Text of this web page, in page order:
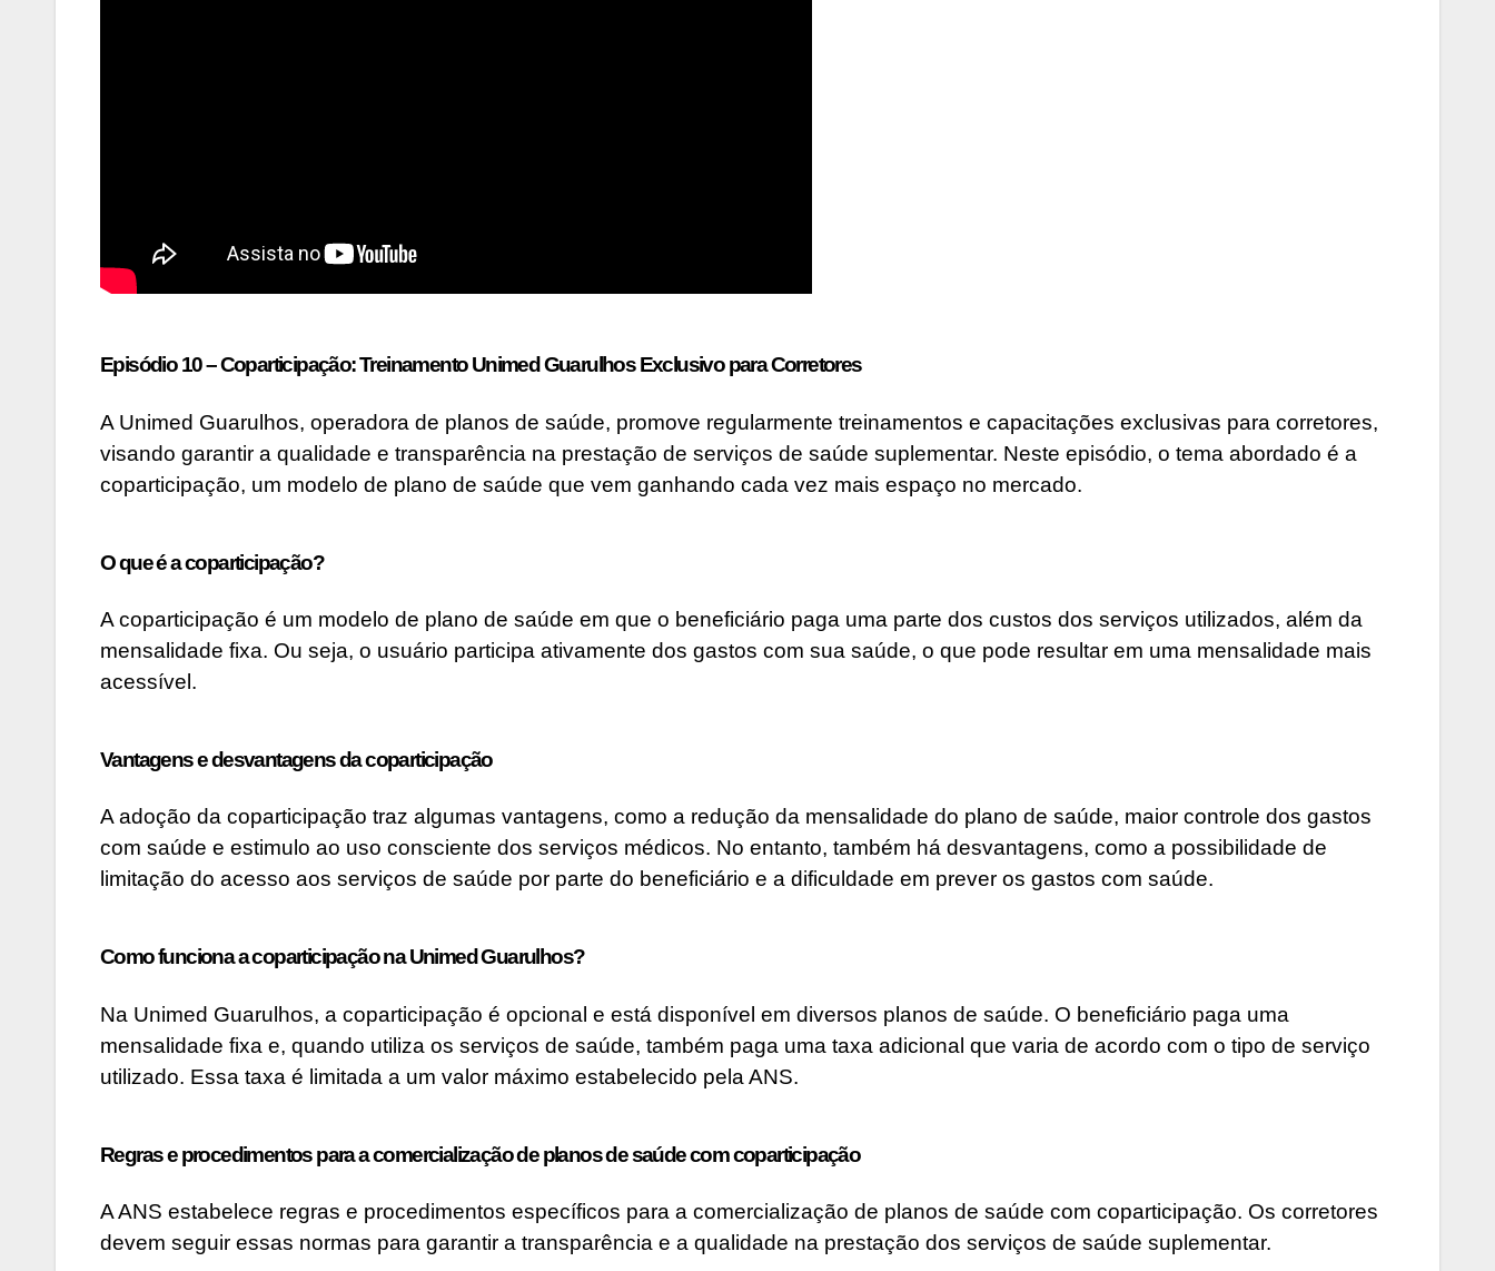
Episódio 10 – Coparticipação: Treinamento Unimed Guarulhos Exclusivo para Corretores
A Unimed Guarulhos, operadora de planos de saúde, promove regularmente treinamentos e capacitações exclusivas para corretores,
visando garantir a qualidade e transparência na prestação de serviços de saúde suplementar. Neste episódio, o tema abordado é a
coparticipação, um modelo de plano de saúde que vem ganhando cada vez mais espaço no mercado.
O que é a coparticipação?
A coparticipação é um modelo de plano de saúde em que o beneficiário paga uma parte dos custos dos serviços utilizados, além da
mensalidade fixa. Ou seja, o usuário participa ativamente dos gastos com sua saúde, o que pode resultar em uma mensalidade mais
acessível.
Vantagens e desvantagens da coparticipação
A adoção da coparticipação traz algumas vantagens, como a redução da mensalidade do plano de saúde, maior controle dos gastos
com saúde e estimulo ao uso consciente dos serviços médicos. No entanto, também há desvantagens, como a possibilidade de
limitação do acesso aos serviços de saúde por parte do beneficiário e a dificuldade em prever os gastos com saúde.
Como funciona a coparticipação na Unimed Guarulhos?
Na Unimed Guarulhos, a coparticipação é opcional e está disponível em diversos planos de saúde. O beneficiário paga uma
mensalidade fixa e, quando utiliza os serviços de saúde, também paga uma taxa adicional que varia de acordo com o tipo de serviço
utilizado. Essa taxa é limitada a um valor máximo estabelecido pela ANS.
Regras e procedimentos para a comercialização de planos de saúde com coparticipação
A ANS estabelece regras e procedimentos específicos para a comercialização de planos de saúde com coparticipação. Os corretores
devem seguir essas normas para garantir a transparência e a qualidade na prestação dos serviços de saúde suplementar.